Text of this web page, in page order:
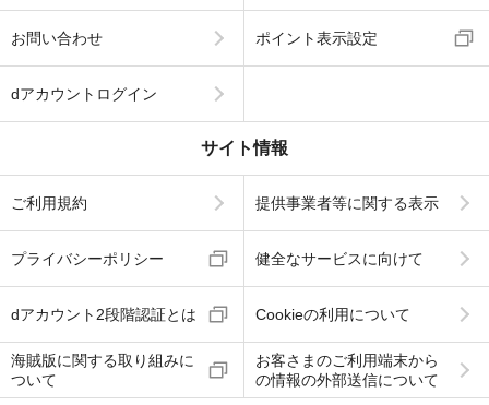
お問い合わせ ポイント表示設定
dアカウントログイン
サイト情報
ご利用規約 提供事業者等に関する表示
プライバシーポリシー 健全なサービスに向けて
dアカウント2段階認証とは Cookieの利用について
海賊版に関する取り組みに
ついて
お客さまのご利用端末から
の情報の外部送信について